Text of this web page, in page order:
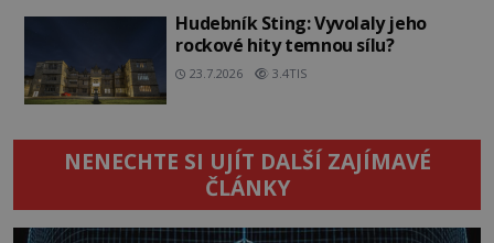
Hudebník Sting: Vyvolaly jeho
rockové hity temnou sílu?
23.7.2026 3.4TIS
NENECHTE SI UJÍT DALŠÍ ZAJÍMAVÉ
ČLÁNKY